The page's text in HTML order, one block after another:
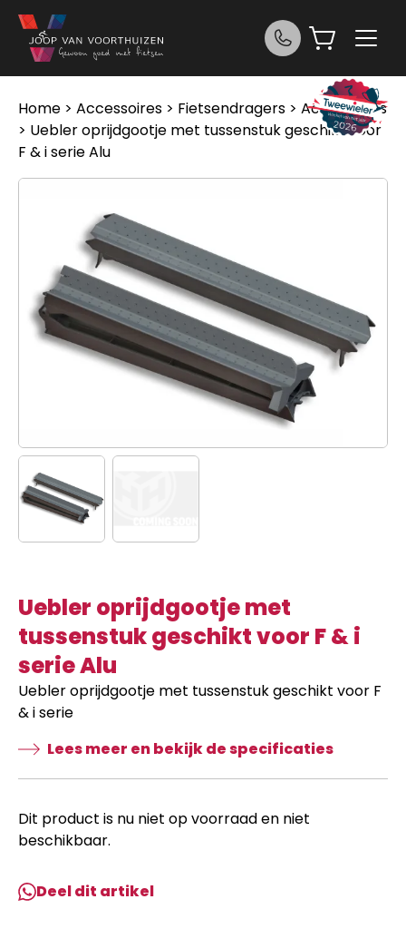
Ga naar de inhoud
Home > Accessoires > Fietsendragers > Accessoires
> Uebler oprijdgootje met tussenstuk geschikt voor
F & i serie Alu
Uebler oprijdgootje met
tussenstuk geschikt voor F & i
serie Alu
Uebler oprijdgootje met tussenstuk geschikt voor F
& i serie
Lees meer en bekijk de specificaties
Dit product is nu niet op voorraad en niet
beschikbaar.
Deel dit artikel